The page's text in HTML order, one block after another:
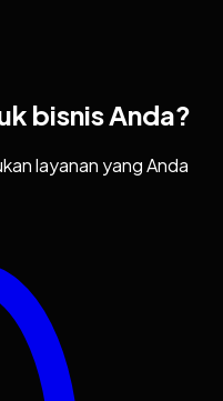
bisnis Anda?
layanan yang Anda